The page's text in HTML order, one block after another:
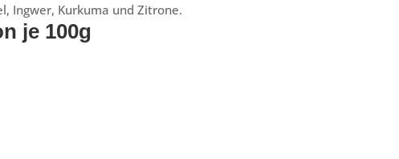
Ingwer, Kurkuma und Zitrone.
je 100g